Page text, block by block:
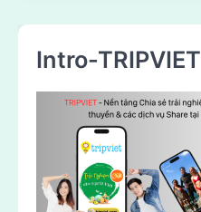
Intro-TRIPVIET